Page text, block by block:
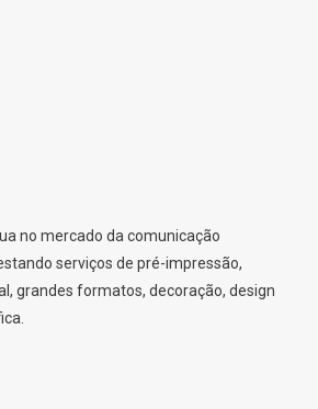
no mercado da comunicação
serviços de pré-impressão,
grandes formatos, decoração, design